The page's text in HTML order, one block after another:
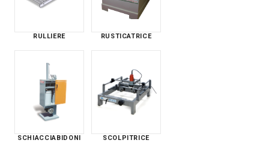
RULLIERE RUSTICATRICE
SCHIACCIABIDONI SCOLPITRICE